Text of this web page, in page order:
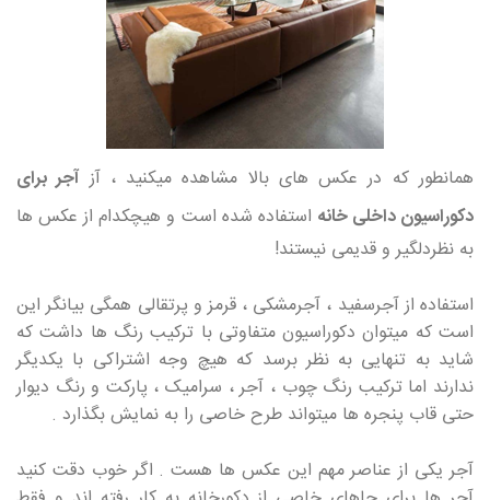
همانطور که در عکس های بالا مشاهده میکنید ، آز آجر برای
دکوراسیون داخلی خانه استفاده شده است و هیچکدام از عکس ها
به نظردلگیر و قدیمی نیستند!
استفاده از آجرسفید ، آجرمشکی ، قرمز و پرتقالی همگی بیانگر این
است که میتوان دکوراسیون متفاوتی با ترکیب رنگ ها داشت که
شاید به تنهایی به نظر برسد که هیچ وجه اشتراکی با یکدیگر
ندارند اما ترکیب رنگ چوب ، آجر ، سرامیک ، پارکت و رنگ دیوار
حتی قاب پنجره ها میتواند طرح خاصی را به نمایش بگذارد .
آجر یکی از عناصر مهم این عکس ها هست . اگر خوب دقت کنید